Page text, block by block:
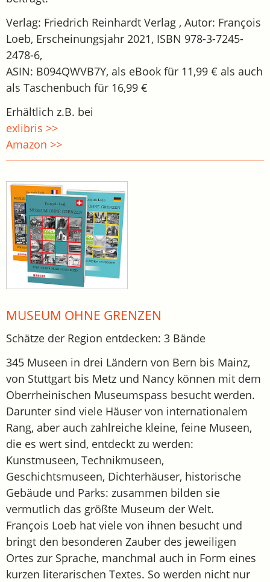
Verlag: Friedrich Reinhardt Verlag , Autor: François
Loeb, Erscheinungsjahr 2021, ISBN 978-3-7245-
2478-6,
ASIN: B094QWVB7Y, als eBook für 11,99 € als auch
als Taschenbuch für 16,99 €
Erhältlich z.B. bei
exlibris >>
Amazon >>
MUSEUM OHNE GRENZEN
Schätze der Region entdecken: 3 Bände
345 Museen in drei Ländern von Bern bis Mainz,
von Stuttgart bis Metz und Nancy können mit dem
Oberrheinischen Museumspass besucht werden.
Darunter sind viele Häuser von internationalem
Rang, aber auch zahlreiche kleine, feine Museen,
die es wert sind, entdeckt zu werden:
Kunstmuseen, Technikmuseen,
Geschichtsmuseen, Dichterhäuser, historische
Gebäude und Parks: zusammen bilden sie
vermutlich das größte Museum der Welt.
François Loeb hat viele von ihnen besucht und
bringt den besonderen Zauber des jeweiligen
Ortes zur Sprache, manchmal auch in Form eines
kurzen literarischen Textes. So werden nicht nur